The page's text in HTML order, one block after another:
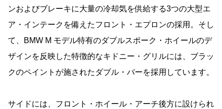
ンおよびブレーキに大量の冷却気を供給する3つの大型エ
ア・インテークを備えたフロント・エプロンの採用。そし
て、BMW M モデル特有のダブルスポーク・ホイールのデ
ザインを反映した特徴的なキドニー・グリルには、ブラッ
クのペイントが施されたダブル・バーを採用しています。
サイドには、フロント・ホイール・アーチ後方に設けられ